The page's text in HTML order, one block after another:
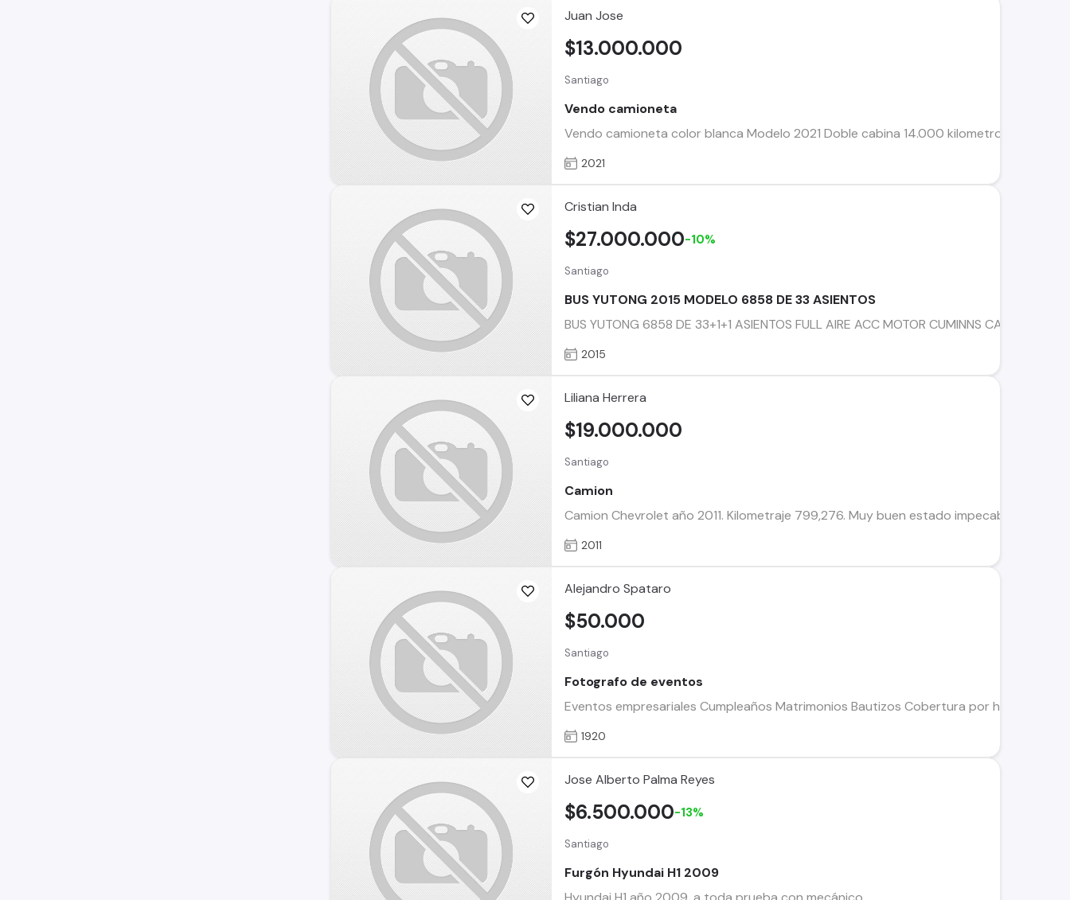
Juan Jose
Santiago
Vendo camioneta
Vendo camioneta color blanca Modelo 2021 Doble cabina 14.000 kilometros Valor
$13.000.000
2021
Cristian Inda
Santiago
BUS YUTONG 2015 MODELO 6858 DE 33 ASIENTOS
BUS YUTONG 6858 DE 33+1+1 ASIENTOS FULL AIRE ACC MOTOR CUMINNS CAJA
$27.000.000-10%
2015
Liliana Herrera
Santiago
Camion
Camion Chevrolet año 2011. Kilometraje 799,276. Muy buen estado impecable, único
$19.000.000
2011
Alejandro Spataro
Santiago
Fotografo de eventos
Eventos empresariales Cumpleaños Matrimonios Bautizos Cobertura por horas.
$50.000
1920
Jose Alberto Palma Reyes
Santiago
Furgón Hyundai H1 2009
$6.500.000-13%